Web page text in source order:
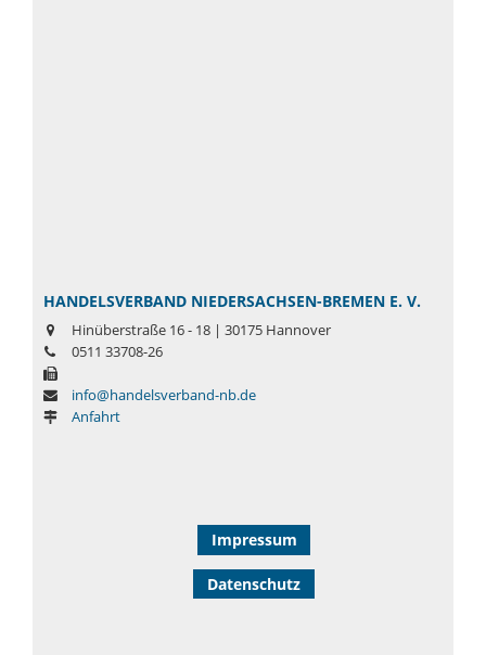
HANDELSVERBAND NIEDERSACHSEN-BREMEN E. V.
Hinüberstraße 16 - 18 | 30175 Hannover
0511 33708-26
info@handelsverband-nb.de
Anfahrt
Impressum
Datenschutz